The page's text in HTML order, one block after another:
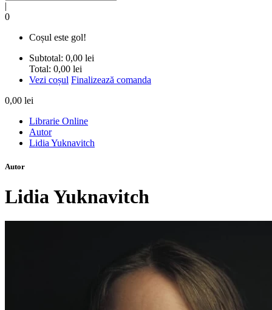
|
0
Coșul este gol!
Subtotal: 0,00 lei
Total: 0,00 lei
Vezi coșul Finalizează comanda
0,00 lei
Librarie Online
Autor
Lidia Yuknavitch
Autor
Lidia Yuknavitch